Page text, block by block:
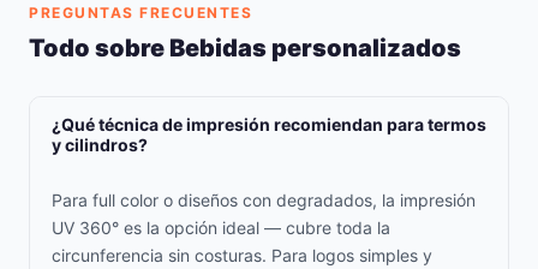
PREGUNTAS FRECUENTES
Todo sobre Bebidas personalizados
¿Qué técnica de impresión recomiendan para termos
y cilindros?
Para full color o diseños con degradados, la impresión
UV 360° es la opción ideal — cubre toda la
circunferencia sin costuras. Para logos simples y